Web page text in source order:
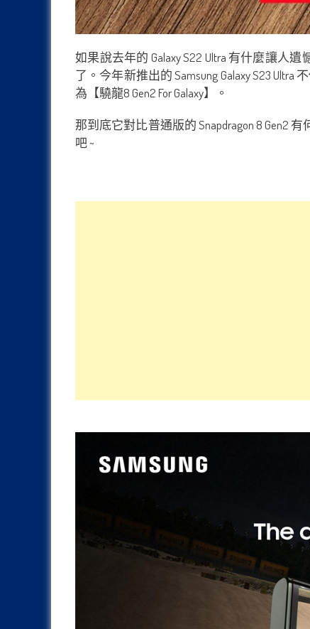
如果說去年的 Galaxy S22 Ultra 有什麼讓
了。今年新推出的 Samsung Galaxy S23
為【驍龍8 Gen2 For Galaxy】。
那到底它對比普通版的 Snapdragon 8 Gen2
吧 ~